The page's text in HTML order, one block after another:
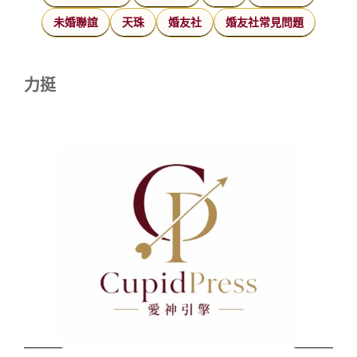
未婚聯誼 天珠 婚友社 婚友社常見問題
力挺